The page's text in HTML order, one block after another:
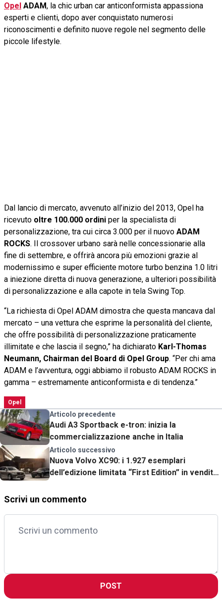
Opel ADAM, la chic urban car anticonformista appassiona
esperti e clienti, dopo aver conquistato numerosi
riconoscimenti e definito nuove regole nel segmento delle
piccole lifestyle.
Dal lancio di mercato, avvenuto all’inizio del 2013, Opel ha
ricevuto oltre 100.000 ordini per la specialista di
personalizzazione, tra cui circa 3.000 per il nuovo ADAM
ROCKS. Il crossover urbano sarà nelle concessionarie alla
fine di settembre, e offrirà ancora più emozioni grazie al
modernissimo e super efficiente motore turbo benzina 1.0 litri
a iniezione diretta di nuova generazione, a ulteriori possibilità
di personalizzazione e alla capote in tela Swing Top.
“La richiesta di Opel ADAM dimostra che questa mancava dal
mercato – una vettura che esprime la personalità del cliente,
che offre possibilità di personalizzazione praticamente
illimitate e che lascia il segno,” ha dichiarato Karl-Thomas
Neumann, Chairman del Board di Opel Group. “Per chi ama
ADAM e l’avventura, oggi abbiamo il robusto ADAM ROCKS in
gamma – estremamente anticonformista e di tendenza.”
Opel
Articolo precedente
Audi A3 Sportback e-tron: inizia la
commercializzazione anche in Italia
Articolo successivo
Nuova Volvo XC90: i 1.927 esemplari
dell’edizione limitata “First Edition” in vendita
Scrivi un commento
POST